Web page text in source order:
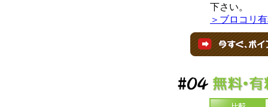
下さい。
＞ブロコリ